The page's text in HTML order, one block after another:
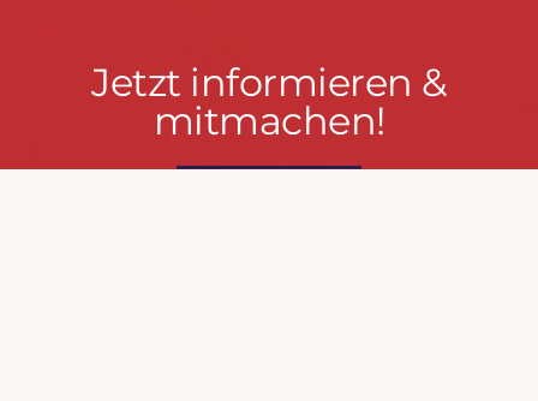
Jetzt
informieren
&
Jetzt informieren &
mitmachen!